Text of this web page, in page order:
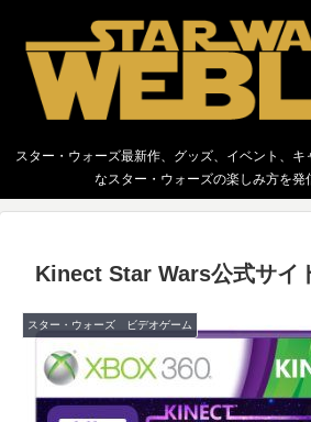
スター・ウォーズ最新作、グッズ、イベント、キ
なスター・ウォーズの楽しみ方を発
Kinect Star Wars公式サイ
スター・ウォーズ ビデオゲーム